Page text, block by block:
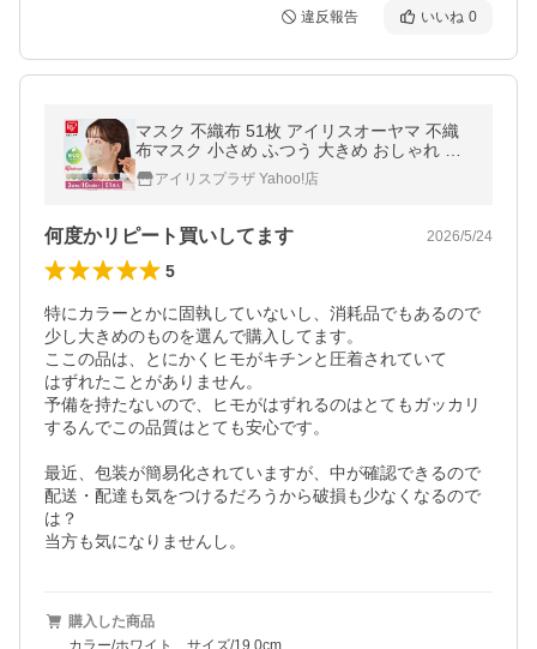
違反報告 いいね 0
マスク 不織布 51枚 アイリスオーヤマ 不織
布マスク 小さめ ふつう 大きめ おしゃれ プ
リーツマスク ecoパッケージ PN-51 (メール
便)アイリスプラザ Yahoo!店
何度かリピート買いしてます 2026/5/24
5
特にカラーとかに固執していないし、消耗品でもあるので
少し大きめのものを選んで購入してます。
ここの品は、とにかくヒモがキチンと圧着されていて
はずれたことがありません。
予備を持たないので、ヒモがはずれるのはとてもガッカリ
するんでこの品質はとても安心です。
最近、包装が簡易化されていますが、中が確認できるので
配送・配達も気をつけるだろうから破損も少なくなるので
は？
当方も気になりませんし。
購入した商品
カラー/ホワイト、サイズ/19.0cm